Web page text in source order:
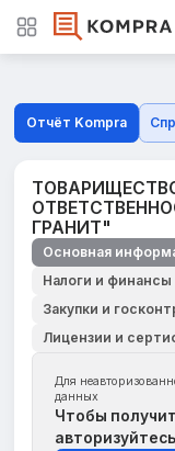
Отчёт Kompra
ГРАНИТ"
Основная
Налоги и финансы
Закупки и
Лицензии и
Для
данных
Чтобы
авторизуйтесь